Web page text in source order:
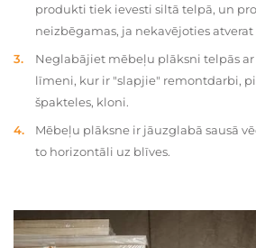
produkti tiek ievesti siltā telpā, un
neizbēgamas, ja nekavējoties
Neglabājiet mēbeļu plāksni telpās
līmeni, kur ir "slapjie" remontdarbi,
špakteles, kloni.
Mēbeļu plāksne ir jāuzglabā sausā
to horizontāli uz blīves.